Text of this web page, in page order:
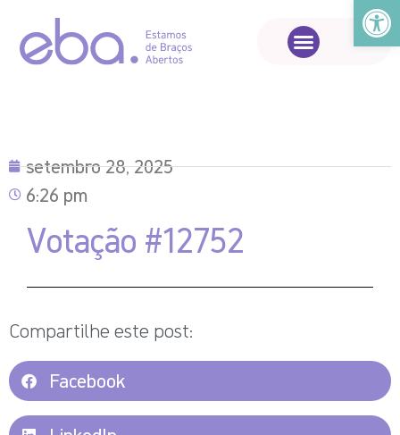
Abrir
setembro 28, 2025
6:26 pm
Votação #12752
Compartilhe este post:
Facebook